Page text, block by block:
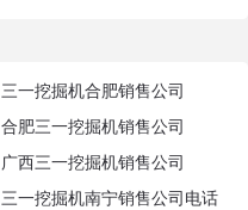
三一挖掘机合肥销售公司
合肥三一挖掘机销售公司
广西三一挖掘机销售公司
三一挖掘机南宁销售公司电话